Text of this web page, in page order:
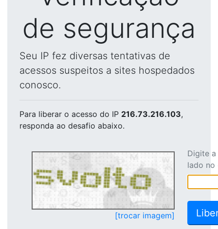
de segurança
Seu IP fez diversas tentativas de
acessos suspeitos a sites hospedados
conosco.
Para liberar o acesso do IP 216.73.216.103,
responda ao desafio abaixo.
[trocar imagem]
Digite
lado no